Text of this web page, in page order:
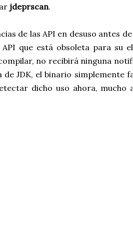
jdeprscan.
de las API en desuso antes
que está obsoleta para su
no recibirá ninguna
JDK, el binario simplemente
dicho uso ahora, mucho